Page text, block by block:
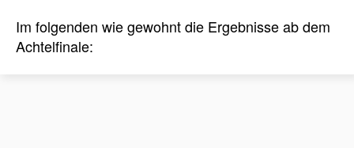
Im folgenden wie gewohnt die Ergebnisse ab dem
Achtelfinale: